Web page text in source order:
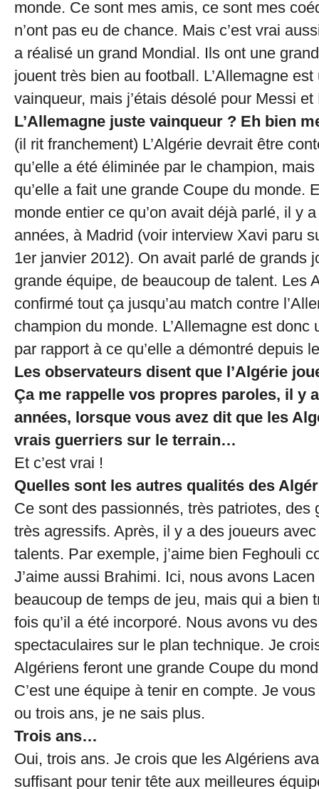
monde. Ce sont mes amis, ce sont mes
n’ont pas eu de chance. Mais c’est vrai
a réalisé un grand Mondial. Ils ont une
jouent très bien au football. L’Allemagne est
vainqueur, mais j’étais désolé pour Messi
L’Allemagne juste vainqueur ? Eh bien
(il rit franchement) L’Algérie devrait être
qu’elle a été éliminée par le champion,
qu’elle a fait une grande Coupe du monde.
monde entier ce qu’on avait déjà parlé, il y
années, à Madrid (voir interview Xavi paru
1er janvier 2012). On avait parlé de grands
grande équipe, de beaucoup de talent. Les
confirmé tout ça jusqu’au match contre
champion du monde. L’Allemagne est donc
par rapport à ce qu’elle a démontré depuis
Les observateurs disent que l’Algérie
Ça me rappelle vos propres paroles, il y
années, lorsque vous avez dit que les
vrais guerriers sur le terrain…
Et c’est vrai !
Quelles sont les autres qualités des
Ce sont des passionnés, très patriotes, des
très agressifs. Après, il y a des joueurs
talents. Par exemple, j’aime bien Feghouli
J’aime aussi Brahimi. Ici, nous avons Lacen
beaucoup de temps de jeu, mais qui a bien
fois qu’il a été incorporé. Nous avons vu
spectaculaires sur le plan technique. Je
Algériens feront une grande Coupe du
C’est une équipe à tenir en compte. Je
ou trois ans, je ne sais plus.
Trois ans…
Oui, trois ans. Je crois que les Algériens
suffisant pour tenir tête aux meilleures